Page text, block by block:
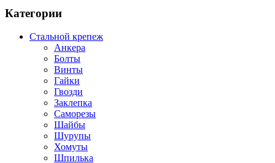
Категории
Стальной крепеж
Анкера
Болты
Винты
Гайки
Гвозди
Заклепка
Саморезы
Шайбы
Шурупы
Хомуты
Шпилька